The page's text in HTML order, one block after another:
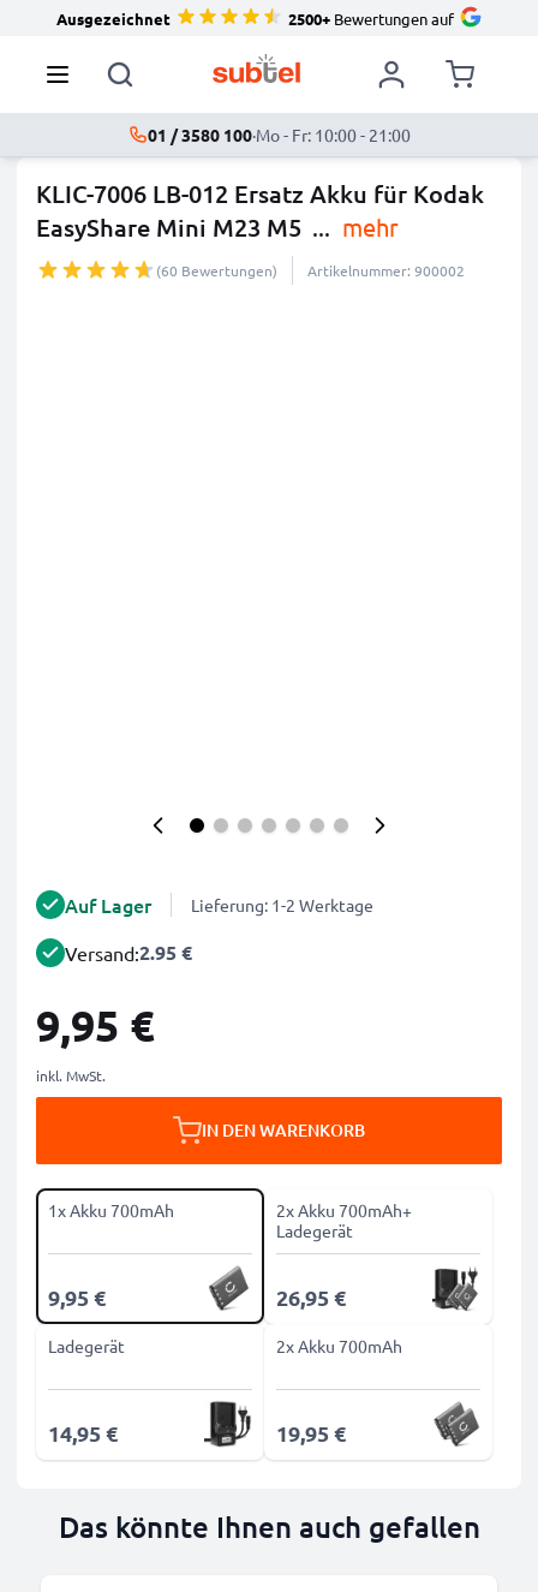
Ausgezeichnet 2500+Bewertungen auf
01 / 3580 100·Mo - Fr: 10:00 - 21:00
KLIC-7006 LB-012 Ersatz Akku für Kodak
EasyShare Mini M23 M5 ... mehr
(60 Bewertungen) Artikelnummer: 900002
Auf Lager Lieferung: 1-2 Werktage
Versand:2.95 €
9,95 €
inkl. MwSt.
IN DEN WARENKORB
1x Akku 700mAh
9,95 €
2x Akku 700mAh+
Ladegerät
26,95 €
Ladegerät
14,95 €
2x Akku 700mAh
19,95 €
Das könnte Ihnen auch gefallen